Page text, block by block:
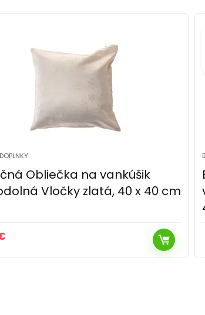
Bavlnené obliečky na
biele, 40 ×40 cm, 2 ks, 40 x
€